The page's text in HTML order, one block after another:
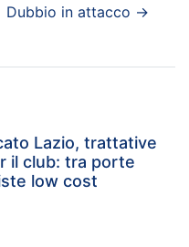
Dubbio in attacco →
Lazio, trattative
il club: tra porte
low cost